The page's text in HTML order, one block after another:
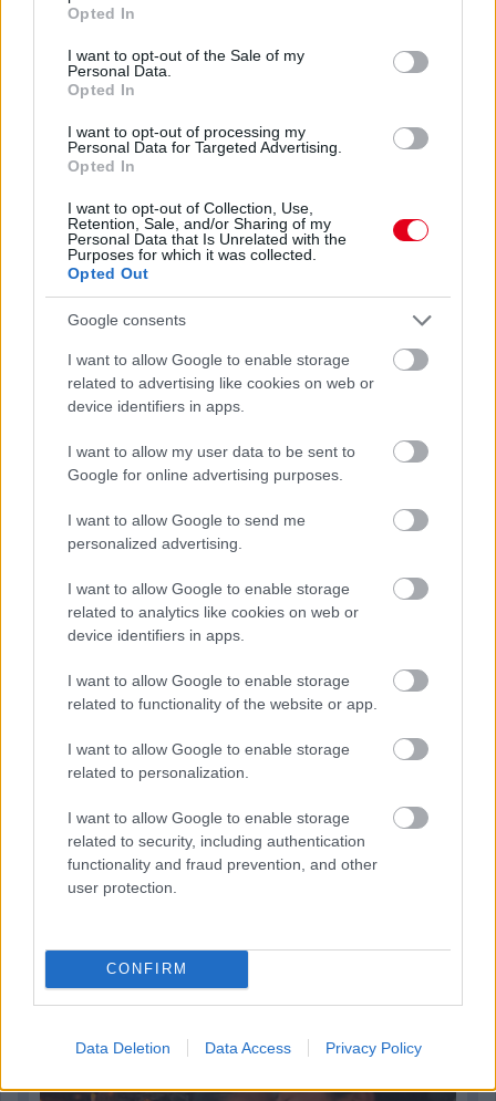
use your data for below specified purposes in below Google
consent section.
Opted In
I want to opt-out of the Sale of my
Personal Data.
Opted In
I want to opt-out of processing my
Personal Data for Targeted Advertising.
Opted In
I want to opt-out of Collection, Use,
Retention, Sale, and/or Sharing of my
Personal Data that Is Unrelated with the
Purposes for which it was collected.
Opted Out
Google consents
I want to allow Google to enable storage
related to advertising like cookies on web or
device identifiers in apps.
I want to allow my user data to be sent to
Google for online advertising purposes.
I want to allow Google to send me
personalized advertising.
I want to allow Google to enable storage
related to analytics like cookies on web or
device identifiers in apps.
I want to allow Google to enable storage
related to functionality of the website or app.
I want to allow Google to enable storage
related to personalization.
I want to allow Google to enable storage
related to security, including authentication
functionality and fraud prevention, and other
user protection.
CONFIRM
Data Deletion Data Access Privacy Policy
mellett erről beszélgettünk Csomós Mixivel.
Hallgasd meg a Formula Podcast
legfrissebb adását!
Kövess minket a Facebookon
Parc Fermé
6 órája
előnye
Eljegyezte kedvesét George Russell